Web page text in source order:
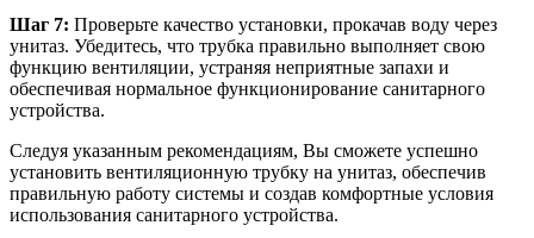
Шаг 7: Проверьте качество установки, прокачав воду через
унитаз. Убедитесь, что трубка правильно выполняет свою
функцию вентиляции, устраняя неприятные запахи и
обеспечивая нормальное функционирование санитарного
устройства.
Следуя указанным рекомендациям, Вы сможете успешно
установить вентиляционную трубку на унитаз, обеспечив
правильную работу системы и создав комфортные условия
использования санитарного устройства.